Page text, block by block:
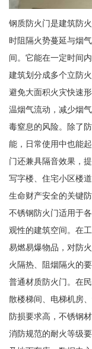
钢质防火门是建筑防
时阻隔火势蔓延与烟
间。它能在一定时间
建筑划分成多个立防
避免大面积火灾快速
温烟气流动，减少烟
毒窒息的风险。除了
能，日常使用中也能
门还兼具隔音效果，
写字楼、住宅小区楼
生命财产安全的关键
不锈钢防火门适用于
观性的建筑空间。在
易燃易爆物品，对防
火隔热、阻烟隔火的
普通材质防火门。在
散楼梯间、电梯机房
防损要求高，不锈钢
消防规范的耐火等级